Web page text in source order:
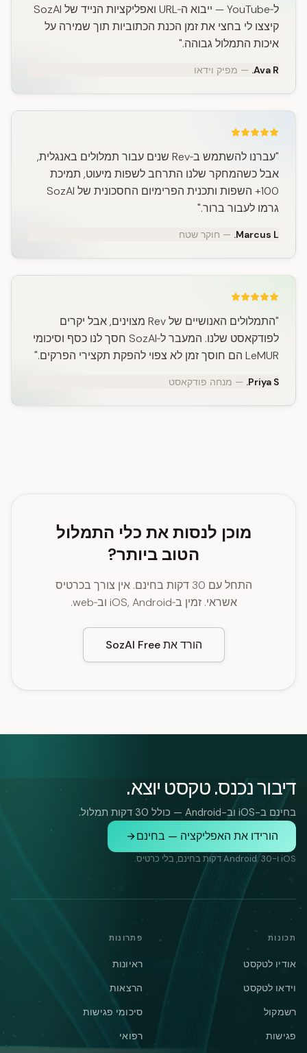
ל‑YouTube — ייבוא ה‑URL ואפליקציות הנייד של SozAI
קיצצו לי בחצי את זמן הכנת הכתוביות תוך שמירה על
איכות התמלול גבוהה."
Ava R. — מפיק וידאו
"עברנו להשתמש ב‑Rev שנים עבור תמלולים באנגלית,
אבל כשהמחקר שלנו התרחב לשפות מיעוט, תמיכת
100+ השפות ותכנית הפרימיום החסכונית של SozAI
גרמו לעבור ברור."
Marcus L. — חוקר שטח
"התמלולים האנושיים של Rev מצוינים, אבל יקרים
לפודקאסט שלנו. המעבר ל‑SozAI חסך לנו כסף וסיכומי
LeMUR הם חוסך זמן לא צפוי להפקת תקצירי הפרקים."
Priya S. — מנחה פודקאסט
מוכן לנסות את כלי התמלול
הטוב ביותר?
התחל עם 30 דקות בחינם. אין צורך בכרטיס
אשראי. זמין ב‑iOS, Android וב‑web.
הורד את SozAI Free
דיבור נכנס. טקסט יוצא.
בחינם ב-iOS וב-Android — כולל 30 דקות תמלול.
הורידו את האפליקציה — בחינם
iOS ו-Android. 30 דקות בחינם, בלי כרטיס.
תכונות
אודיו לטקסט
וידאו לטקסט
רשמקול
פגישות
פתרונות
ראיונות
הרצאות
סיכומי פגישות
רפואי